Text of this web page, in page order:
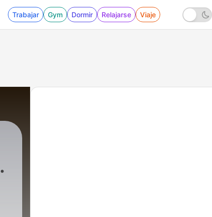
Trabajar Gym Dormir Relajarse Viaje